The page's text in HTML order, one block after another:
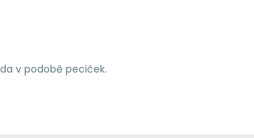
v podobě peciček.